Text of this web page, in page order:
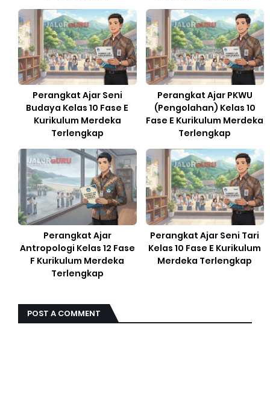
Perangkat Ajar Seni
Budaya Kelas 10 Fase E
Kurikulum Merdeka
Terlengkap
Perangkat Ajar PKWU
(Pengolahan) Kelas 10
Fase E Kurikulum Merdeka
Terlengkap
Perangkat Ajar
Antropologi Kelas 12 Fase
F Kurikulum Merdeka
Terlengkap
Perangkat Ajar Seni Tari
Kelas 10 Fase E Kurikulum
Merdeka Terlengkap
POST A COMMENT